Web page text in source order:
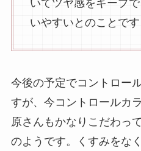
いてツヤ感をキープ
いやすいとのことです
今後の予定でコントロー
すが、今コントロールカ
原さんもかなりこだわっ
のようです。くすみをな